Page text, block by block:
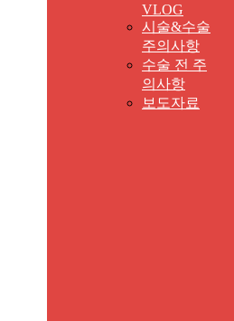
VLOG
시술&수술
주의사항
수술 전 주
의사항
보도자료